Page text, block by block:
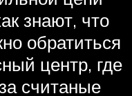
знают, что
обратиться
центр, где
считаные